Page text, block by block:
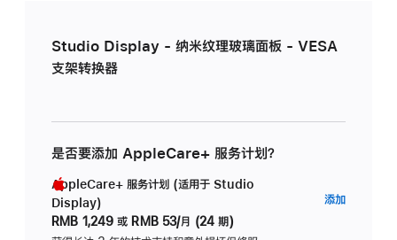
Studio Display - 纳米纹理玻璃面板 - VESA
支架转换器
是否要添加 AppleCare+ 服务计划？
AppleCare+ 服务计划 (适用于 Studio
Display)
RMB 1,249 或 RMB 53/月 (24 期)
添加